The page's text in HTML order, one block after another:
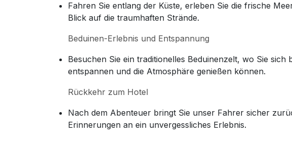
Fahren Sie entlang der Küste, erleben Sie die frische
Blick auf die traumhaften Strände.
Beduinen-Erlebnis und Entspannung
Besuchen Sie ein traditionelles Beduinenzelt, wo Sie sich
entspannen und die Atmosphäre genießen können.
Rückkehr zum Hotel
Nach dem Abenteuer bringt Sie unser Fahrer sicher
Erinnerungen an ein unvergessliches Erlebnis.